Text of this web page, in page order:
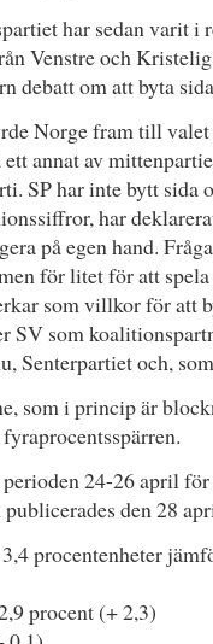
har sedan varit i
Venstre och
debatt om att byta
Norge fram till
annat av
SP har inte bytt sida
har
på egen hand.
för litet för att
som villkor för att
SV som
Senterpartiet och,
som i princip är
24-26 april för
den 28
procentenheter
procent (+ 2,3)